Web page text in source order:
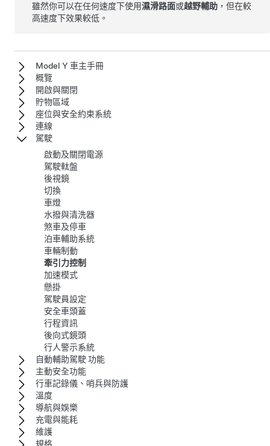
雖然你可以在任何速度下使用濕滑路面或越野輔助 ，但在較
高速度下效果較低。
Model Y 車主手冊
概覽
開啟與關閉
貯物區域
座位與安全約束系統
連線
駕駛
啟動及關閉電源
駕駛軚盤
後視鏡
切換
車燈
水撥與清洗器
煞車及停車
泊車輔助系統
車輛制動
牽引力控制
加速模式
懸掛
駕駛員設定
安全車頭蓋
行程資訊
後向式鏡頭
行人警示系統
自動輔助駕駛 功能
主動安全功能
行車記錄儀、哨兵與防護
溫度
導航與娛樂
充電與能耗
維護
規格